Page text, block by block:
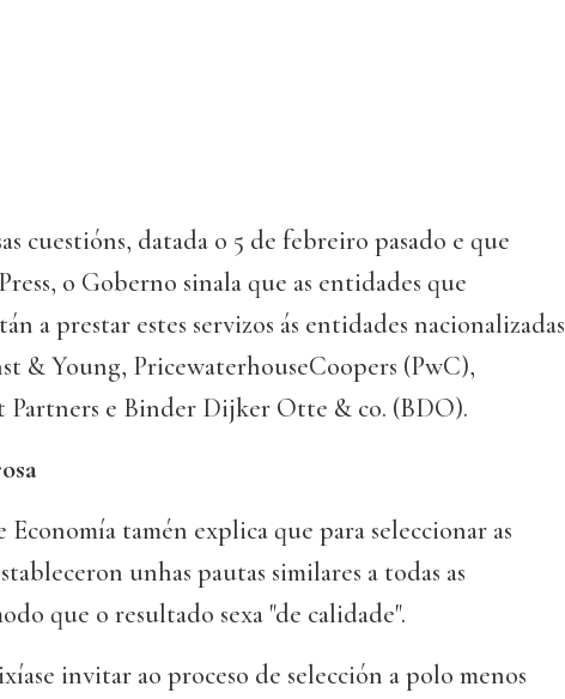
cuestións, datada o 5 de febreiro pasado e que
o Goberno sinala que as entidades que
a prestar estes servizos ás entidades nacionalizadas
& Young, PricewaterhouseCoopers (PwC),
Partners e Binder Dijker Otte & co. (BDO).
tamén explica que para seleccionar as
unhas pautas similares a todas as
que o resultado sexa "de calidade".
invitar ao proceso de selección a polo menos